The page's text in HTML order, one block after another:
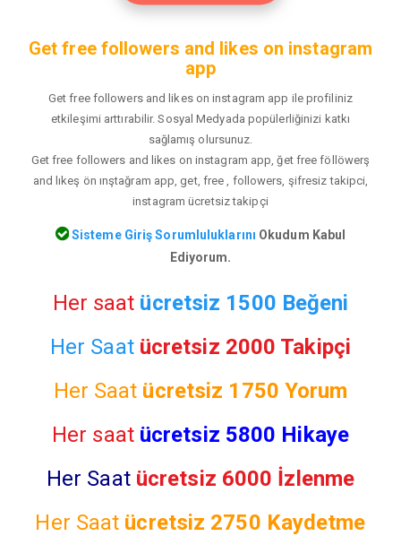
Get free followers and likes on instagram
app
Get free followers and likes on instagram app ile profiliniz
etkileşimi arttırabilir. Sosyal Medyada popülerliğinizi katkı
sağlamış olursunuz.
Get free followers and likes on instagram app, ğet free föllöwerş
and lıkeş ön ınştağram app, get, free , followers, şifresiz takipci,
instagram ücretsiz takipçi
Sisteme Giriş Sorumluluklarını Okudum Kabul
Ediyorum.
Her saat ücretsiz 1500 Beğeni
Her Saat ücretsiz 2000 Takipçi
Her Saat ücretsiz 1750 Yorum
Her saat ücretsiz 5800 Hikaye
Her Saat ücretsiz 6000 İzlenme
Her Saat ücretsiz 2750 Kaydetme